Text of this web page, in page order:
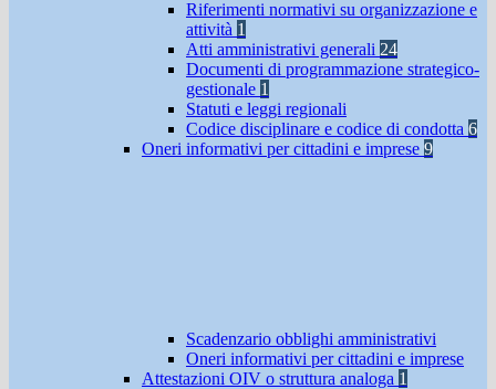
Riferimenti normativi su organizzazione e
attività 1
Atti amministrativi generali 24
Documenti di programmazione strategico-
gestionale 1
Statuti e leggi regionali
Codice disciplinare e codice di condotta 6
Oneri informativi per cittadini e imprese 9
Scadenzario obblighi amministrativi
Oneri informativi per cittadini e imprese
Attestazioni OIV o struttura analoga 1